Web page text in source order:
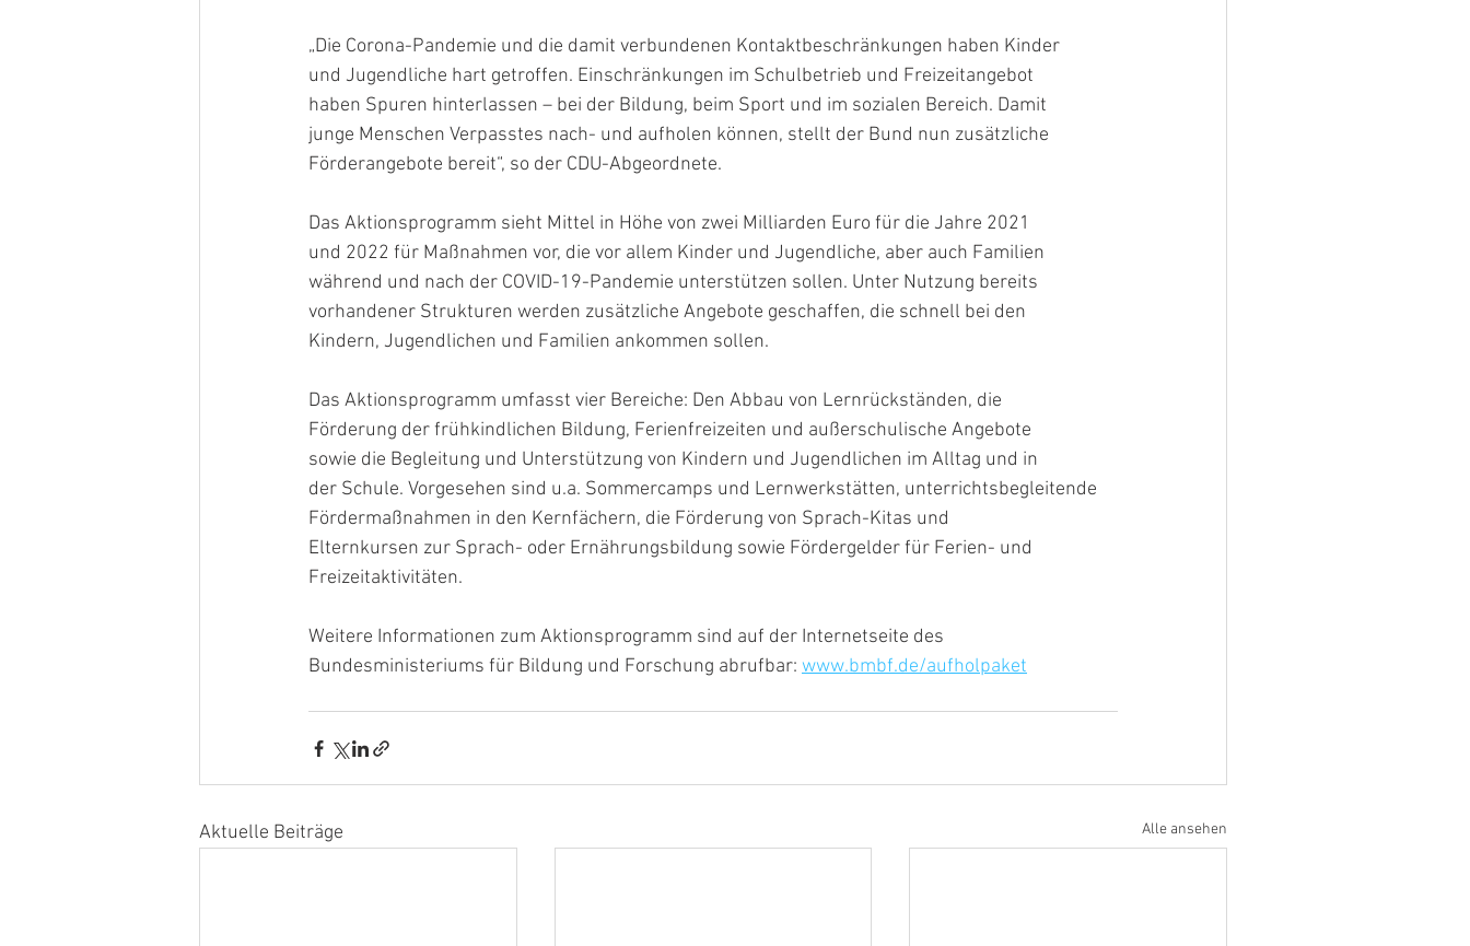
„Die Corona-Pandemie und die damit verbundenen Kontaktbeschränkungen haben Kinder
und Jugendliche hart getroffen. Einschränkungen im Schulbetrieb und Freizeitangebot
haben Spuren hinterlassen – bei der Bildung, beim Sport und im sozialen Bereich. Damit
junge Menschen Verpasstes nach- und aufholen können, stellt der Bund nun zusätzliche
Förderangebote bereit“, so der CDU-Abgeordnete.
Das Aktionsprogramm sieht Mittel in Höhe von zwei Milliarden Euro für die Jahre 2021
und 2022 für Maßnahmen vor, die vor allem Kinder und Jugendliche, aber auch Familien
während und nach der COVID-19-Pandemie unterstützen sollen. Unter Nutzung bereits
vorhandener Strukturen werden zusätzliche Angebote geschaffen, die schnell bei den
Kindern, Jugendlichen und Familien ankommen sollen.
Das Aktionsprogramm umfasst vier Bereiche: Den Abbau von Lernrückständen, die
Förderung der frühkindlichen Bildung, Ferienfreizeiten und außerschulische Angebote
sowie die Begleitung und Unterstützung von Kindern und Jugendlichen im Alltag und in
der Schule. Vorgesehen sind u.a. Sommercamps und Lernwerkstätten, unterrichtsbegleitende
Fördermaßnahmen in den Kernfächern, die Förderung von Sprach-Kitas und
Elternkursen zur Sprach- oder Ernährungsbildung sowie Fördergelder für Ferien- und
Freizeitaktivitäten.
Weitere Informationen zum Aktionsprogramm sind auf der Internetseite des
Bundesministeriums für Bildung und Forschung abrufbar: www.bmbf.de/aufholpaket
Aktuelle Beiträge Alle ansehen